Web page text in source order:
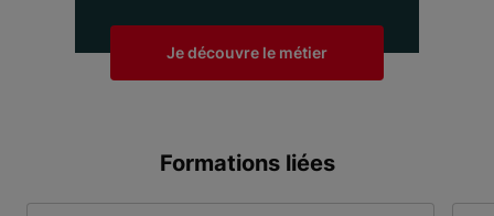
Je découvre le métier
Formations liées